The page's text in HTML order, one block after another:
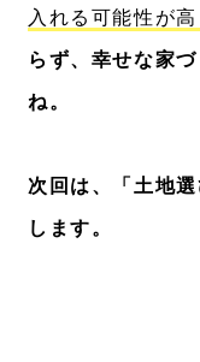
入れる可能性が
らず、幸せな家
ね。
次回は、「土地
します。